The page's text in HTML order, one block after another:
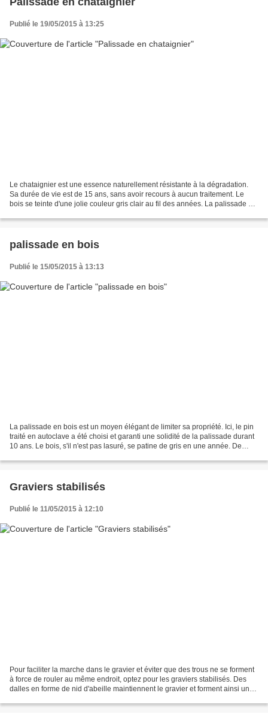
Publié le 19/05/2015 à 13:25
Le chataignier est une essence naturellement résistante à la dégradation.
Sa durée de vie est de 15 ans, sans avoir recours à aucun traitement. Le
bois se teinte d'une jolie couleur gris clair au fil des années. La palissade est
palissade en bois
Publié le 15/05/2015 à 13:13
La palissade en bois est un moyen élégant de limiter sa propriété. Ici, le pin
traité en autoclave a été choisi et garanti une solidité de la palissade durant
10 ans. Le bois, s'il n'est pas lasuré, se patine de gris en une année. De
Graviers stabilisés
Publié le 11/05/2015 à 12:10
Pour faciliter la marche dans le gravier et éviter que des trous ne se forment
à force de rouler au même endroit, optez pour les graviers stabilisés. Des
dalles en forme de nid d'abeille maintiennent le gravier et forment ainsi une